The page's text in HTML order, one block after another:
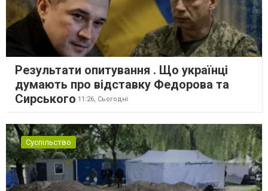
Результати опитування . Що українці
думають про відставку Федорова та
Сирського 11:26, Сьогодні
Суспільство